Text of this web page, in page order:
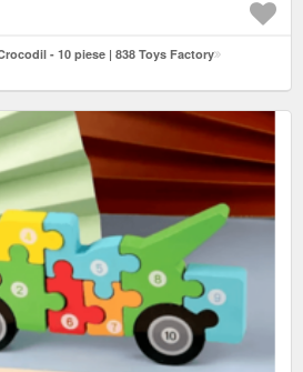
- 10 piese | 838 Toys Factory